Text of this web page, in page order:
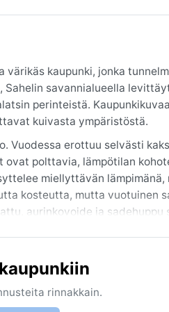
värikäs kaupunki, jonka
savannialueella
perinteistä.
kuivasta ympäristöstä.
Vuodessa erottuu selvästi
ovat polttavia, lämpötilan
miellyttävän
kosteutta, mutta vuotuinen
aurinkovoide ja sadehuppu
jolloin helle on
hiekkaiselta. Hurrikaaneja tai
rinnakkain.